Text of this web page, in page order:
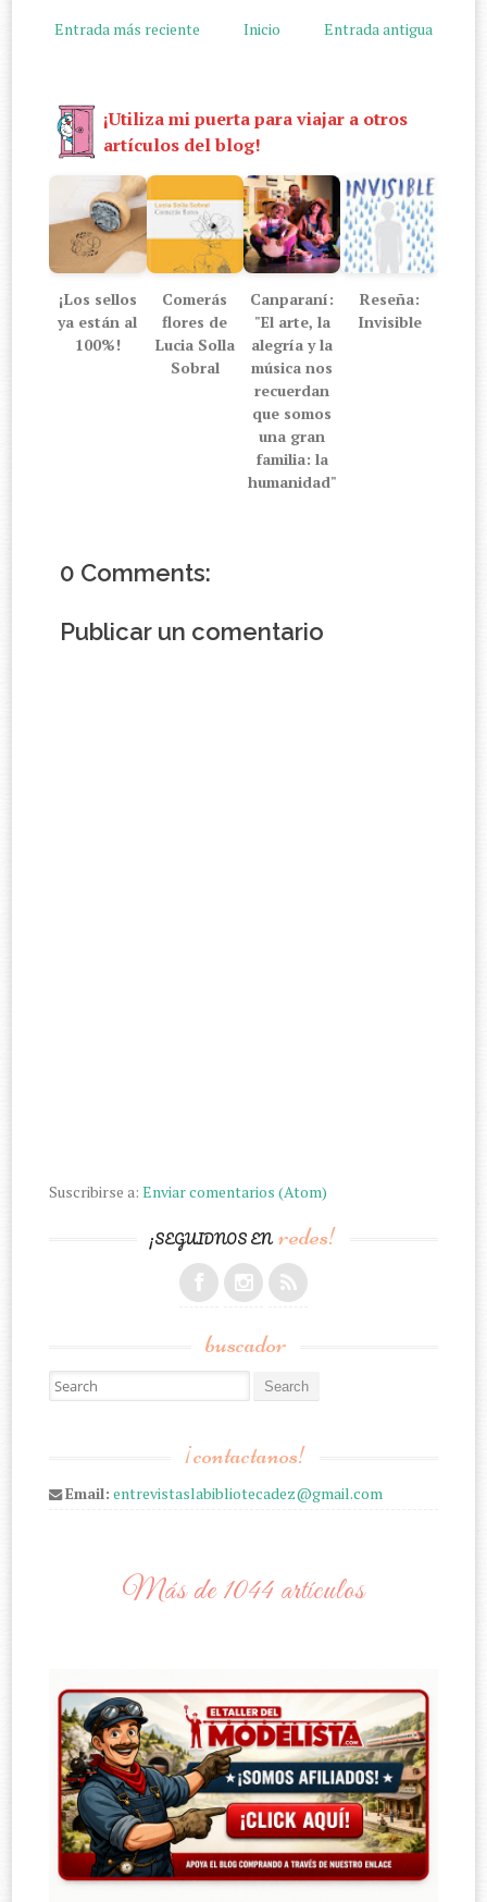
Entrada más reciente Entrada antigua
Inicio
¡Utiliza mi puerta para viajar a otros
artículos del blog!
¡Los sellos
ya están al
100%!
Comerás
flores de
Lucia Solla
Sobral
Canparaní:
"El arte, la
alegría y la
música nos
recuerdan
que somos
una gran
familia: la
humanidad"
Reseña:
Invisible
0 Comments:
Publicar un comentario
Suscribirse a:Enviar comentarios (Atom)
¡SEGUIDNOS ENredes!
buscador
Search for:
¡contactanos!
Email: entrevistaslabibliotecadez@gmail.com
Más de 1044 artículos